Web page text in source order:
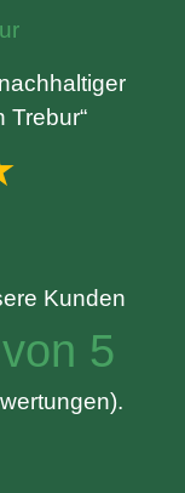
Trebur“
Kunden
5